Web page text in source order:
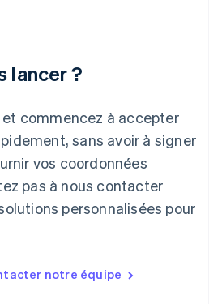
lancer ?
commencez à accepter
sans avoir à signer
vos coordonnées
pas à nous contacter
personnalisées pour
notre équipe